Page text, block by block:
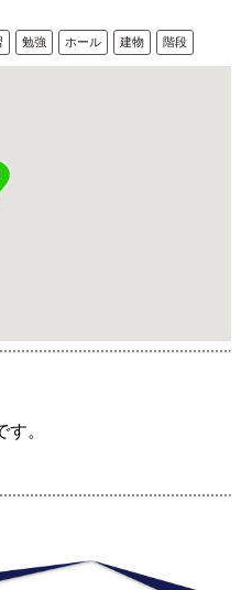
勉強 ホール 建物 階段
。